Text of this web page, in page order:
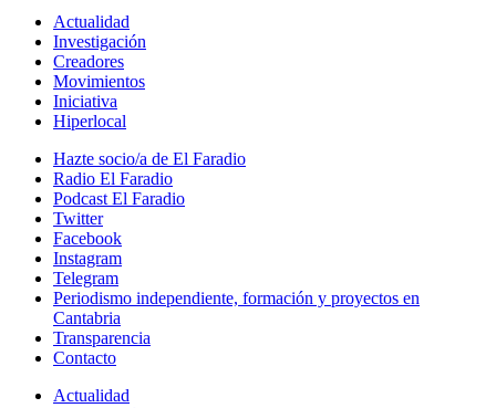
Actualidad
Investigación
Creadores
Movimientos
Iniciativa
Hiperlocal
Hazte socio/a de El Faradio
Radio El Faradio
Podcast El Faradio
Twitter
Facebook
Instagram
Telegram
Periodismo independiente, formación y proyectos en
Cantabria
Transparencia
Contacto
Actualidad